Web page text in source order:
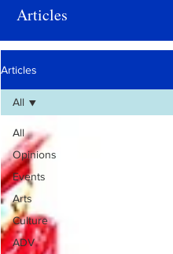
Articles
Articles
All
Opinions
Events
Arts
Culture
ADV
All